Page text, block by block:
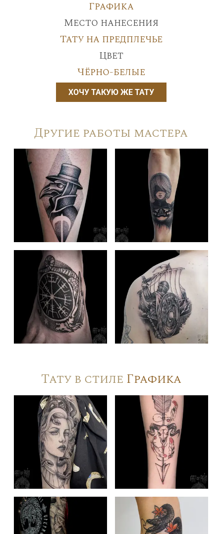
Графика
Место нанесения
Тату на предплечье
Цвет
Чёрно-белые
ХОЧУ ТАКУЮ ЖЕ ТАТУ
Другие работы мастера
Тату в стиле Графика